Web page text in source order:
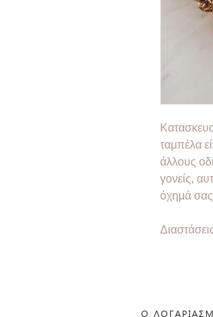
ταμπέλα
άλλους
γονείς,
όχημά
Ο